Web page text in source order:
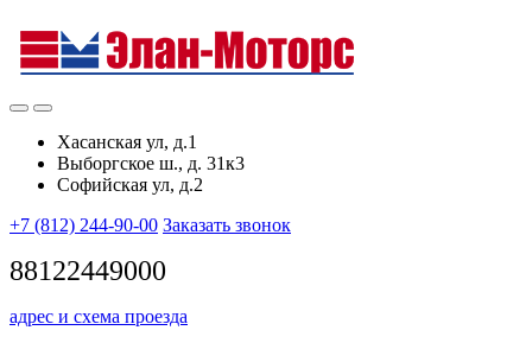
Хасанская ул, д.1
Выборгское ш., д. 31к3
Софийская ул, д.2
+7 (812) 244-90-00 Заказать звонок
88122449000
адрес и схема проезда